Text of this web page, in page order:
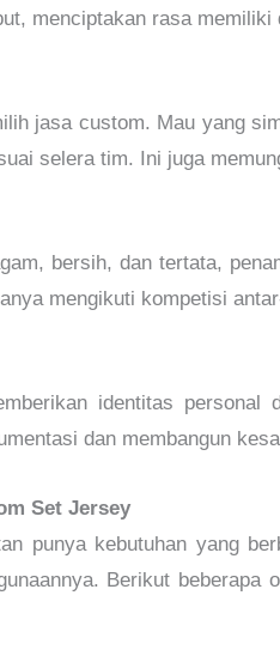
menciptakan rasa memiliki
jasa custom. Mau yang
selera tim. Ini juga
bersih, dan tertata,
mengikuti kompetisi
identitas
dan membangun
Set Jersey
punya kebutuhan yang
Berikut